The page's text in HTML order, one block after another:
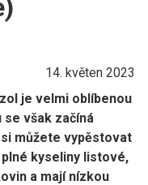
14. květen 2023
je velmi oblíbenou
se však začíná
můžete vypěstovat
kyseliny listové,
a mají nízkou